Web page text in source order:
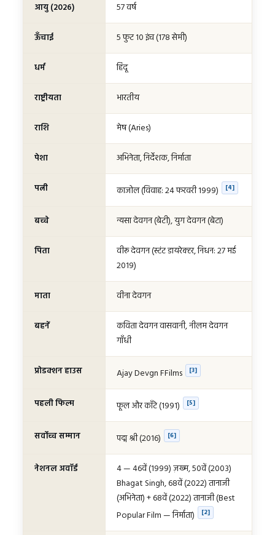
आयु (2026) 57 वर्ष
ऊँचाई 5 फुट 10 इंच (178 सेमी)
धर्म हिंदू
राष्ट्रीयता भारतीय
राशि मेष (Aries)
पेशा अभिनेता, निर्देशक, निर्माता
पत्नी काजोल (विवाह: 24 फरवरी 1999) [4]
बच्चे न्यसा देवगन (बेटी), युग देवगन (बेटा)
पिता
वीरू देवगन (स्टंट डायरेक्टर, निधन: 27 मई
2019)
माता वीना देवगन
बहनें
कविता देवगन वासवानी, नीलम देवगन
गाँधी
प्रोडक्शन हाउस Ajay Devgn FFilms [3]
पहली फिल्म फूल और काँटे (1991) [5]
सर्वोच्च सम्मान पद्म श्री (2016) [6]
नेशनल अवॉर्ड
4 — 46वें (1999) ज़ख्म, 50वें (2003)
Bhagat Singh, 68वें (2022) तानाजी
(अभिनेता) + 68वें (2022) तानाजी (Best
Popular Film — निर्माता)
[2]